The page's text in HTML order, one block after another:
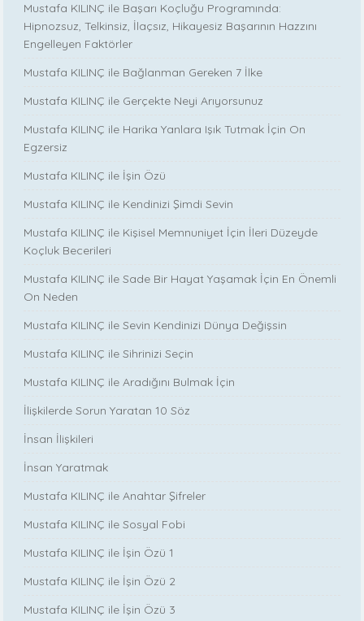
Mustafa KILINÇ ile Başarı Koçluğu Programında:
Hipnozsuz, Telkinsiz, İlaçsız, Hikayesiz Başarının Hazzını
Engelleyen Faktörler
Mustafa KILINÇ ile Bağlanman Gereken 7 İlke
Mustafa KILINÇ ile Gerçekte Neyi Arıyorsunuz
Mustafa KILINÇ ile Harika Yanlara Işık Tutmak İçin On
Egzersiz
Mustafa KILINÇ ile İşin Özü
Mustafa KILINÇ ile Kendinizi Şimdi Sevin
Mustafa KILINÇ ile Kişisel Memnuniyet İçin İleri Düzeyde
Koçluk Becerileri
Mustafa KILINÇ ile Sade Bir Hayat Yaşamak İçin En Önemli
On Neden
Mustafa KILINÇ ile Sevin Kendinizi Dünya Değişsin
Mustafa KILINÇ ile Sihrinizi Seçin
Mustafa KILINÇ ile Aradığını Bulmak İçin
İlişkilerde Sorun Yaratan 10 Söz
İnsan İlişkileri
İnsan Yaratmak
Mustafa KILINÇ ile Anahtar Şifreler
Mustafa KILINÇ ile Sosyal Fobi
Mustafa KILINÇ ile İşin Özü 1
Mustafa KILINÇ ile İşin Özü 2
Mustafa KILINÇ ile İşin Özü 3